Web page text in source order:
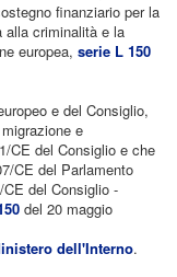
finanziario per la
alla criminalità e la
europea, serie L 150
e del Consiglio,
e
CE del Consiglio e che
CE del Parlamento
del Consiglio -
del 20 maggio
dell'Interno.